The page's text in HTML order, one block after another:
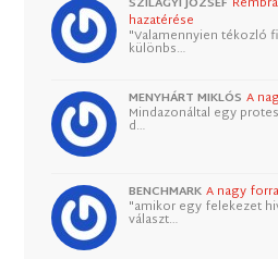
hazatérése
"Valamennyien tékozló
különbs…
MENYHÁRT MIKLÓS A
Mindazonáltal egy
d…
BENCHMARK A nagy
"amikor egy felekezet
választ…